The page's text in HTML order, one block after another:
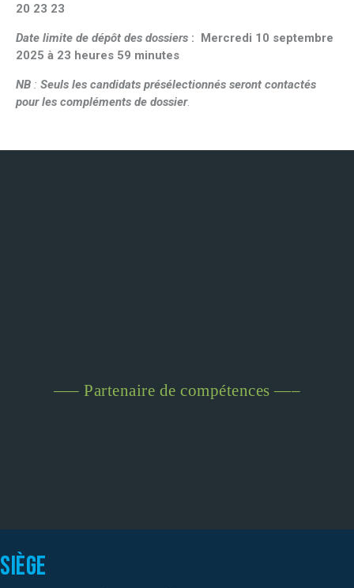
20 23 23
Date limite de dépôt des dossiers : Mercredi 10 septembre
2025 à 23 heures 59 minutes
NB : Seuls les candidats présélectionnés seront contactés
pour les compléments de dossier.
—– Partenaire de compétences —–
Siège